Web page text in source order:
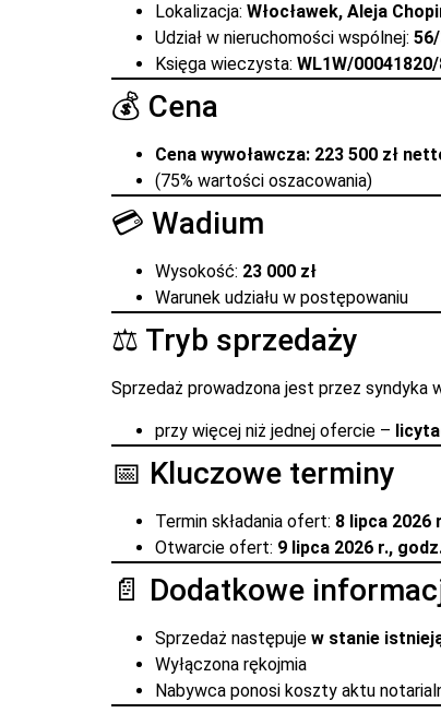
Lokalizacja: Włocławek, Aleja
Udział w nieruchomości wspólnej:
Księga wieczysta: WL1W/
💰 Cena
Cena wywoławcza: 223 500 zł
(75% wartości oszacowania)
💳 Wadium
Wysokość: 23 000 zł
Warunek udziału w postępowaniu
⚖️ Tryb sprzedaży
Sprzedaż prowadzona jest przez syndyka
przy więcej niż jednej ofercie –
📅 Kluczowe terminy
Termin składania ofert: 8 lipca 2026
Otwarcie ofert: 9 lipca 2026 r.,
📄 Dodatkowe
Sprzedaż następuje w stanie
Wyłączona rękojmia
Nabywca ponosi koszty aktu